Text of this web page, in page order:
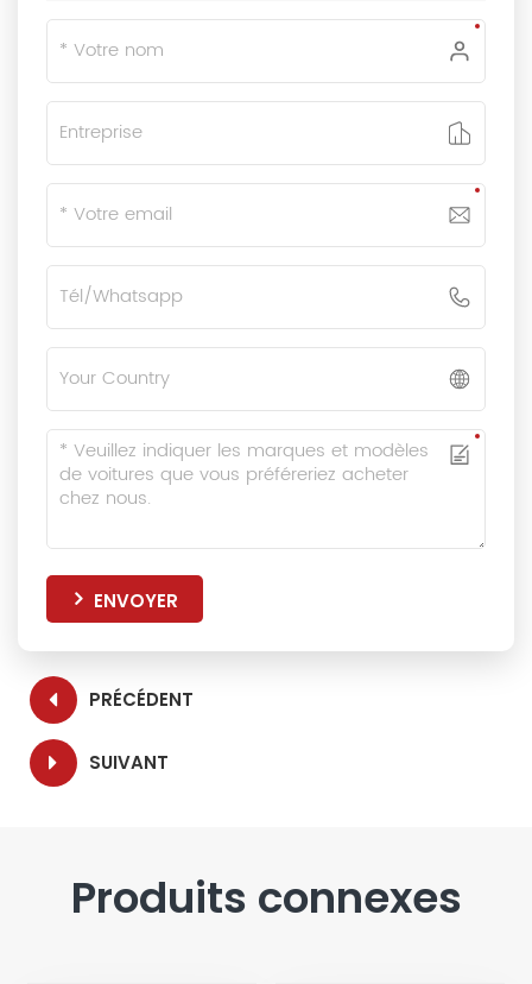
ENVOYER
PRÉCÉDENT
SUIVANT
Produits connexes